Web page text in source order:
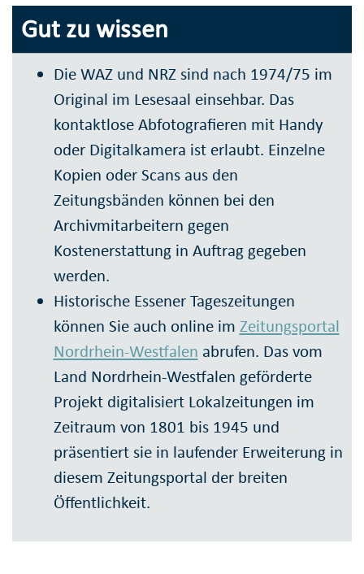
Gut zu wissen
Die WAZ und NRZ sind nach 1974/75 im
Original im Lesesaal einsehbar. Das
kontaktlose Abfotografieren mit Handy
oder Digitalkamera ist erlaubt. Einzelne
Kopien oder Scans aus den
Zeitungsbänden können bei den
Archivmitarbeitern gegen
Kostenerstattung in Auftrag gegeben
werden.
Historische Essener Tageszeitungen
können Sie auch online im Zeitungsportal
Nordrhein-Westfalen abrufen. Das vom
Land Nordrhein-Westfalen geförderte
Projekt digitalisiert Lokalzeitungen im
Zeitraum von 1801 bis 1945 und
präsentiert sie in laufender Erweiterung in
diesem Zeitungsportal der breiten
Öffentlichkeit.